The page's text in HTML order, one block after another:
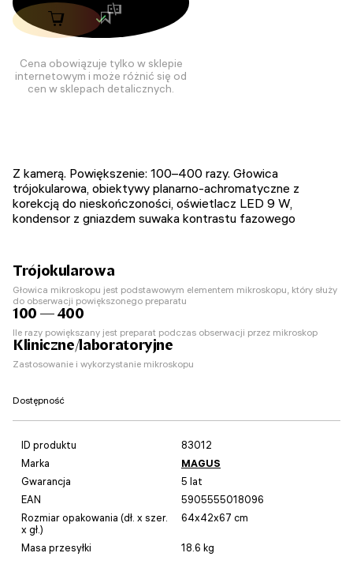
Cena obowiązuje tylko w sklepie
internetowym i może różnić się od
cen w sklepach detalicznych.
Z kamerą. Powiększenie: 100–400 razy. Głowica
trójokularowa, obiektywy planarno-achromatyczne z
korekcją do nieskończoności, oświetlacz LED 9 W,
kondensor z gniazdem suwaka kontrastu fazowego
Trójokularowa
Głowica mikroskopu jest podstawowym elementem mikroskopu, który służy
do obserwacji powiększonego preparatu
100 — 400
Ile razy powiększany jest preparat podczas obserwacji przez mikroskop
Kliniczne/laboratoryjne
Zastosowanie i wykorzystanie mikroskopu
Dostępność
ID produktu
83012
Marka
MAGUS
Gwarancja
5 lat
EAN
5905555018096
Rozmiar opakowania (dł. x szer.
x gł.)
64x42x67 cm
Masa przesyłki 18.6 kg